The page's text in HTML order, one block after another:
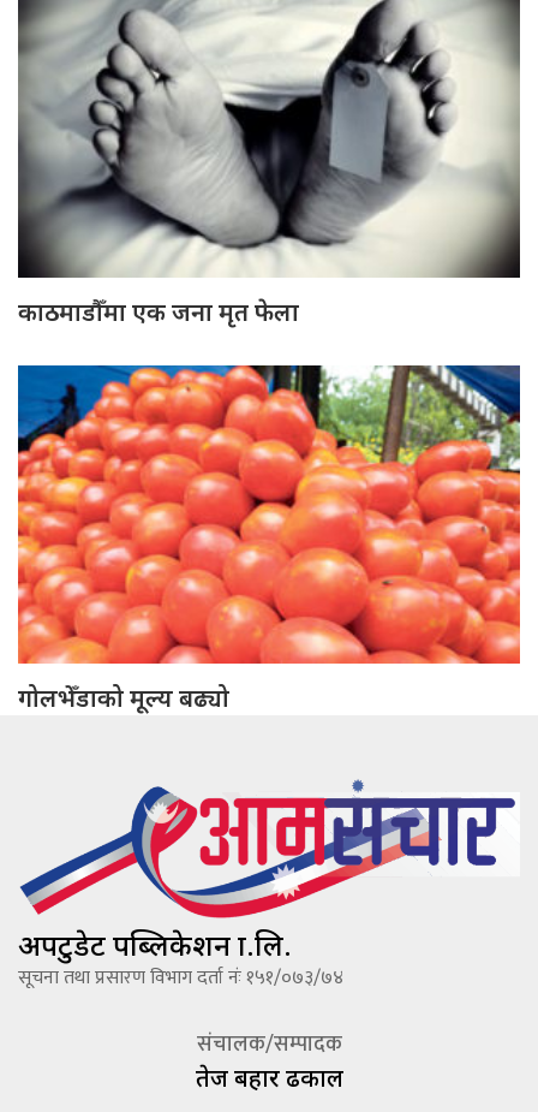
काठमाडौँमा एक जना मृत फेला
गोलभेँडाको मूल्य बढ्यो
अपटुडेट पब्लिकेशन प्रा.लि.
सूचना तथा प्रसारण विभाग दर्ता नंः १५१/०७३/७४
संचालक/सम्पादक
तेज बहादूर ढकाल